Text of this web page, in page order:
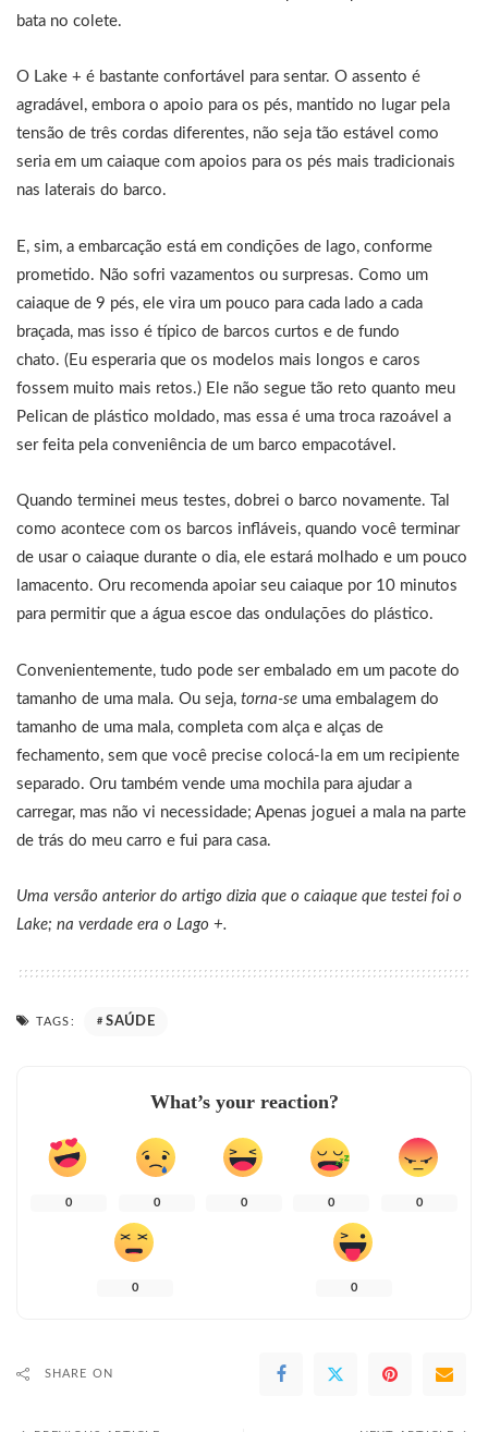
bata no colete.
O Lake + é bastante confortável para sentar. O assento é
agradável, embora o apoio para os pés, mantido no lugar pela
tensão de três cordas diferentes, não seja tão estável como
seria em um caiaque com apoios para os pés mais tradicionais
nas laterais do barco.
E, sim, a embarcação está em condições de lago, conforme
prometido. Não sofri vazamentos ou surpresas. Como um
caiaque de 9 pés, ele vira um pouco para cada lado a cada
braçada, mas isso é típico de barcos curtos e de fundo
chato. (Eu esperaria que os modelos mais longos e caros
fossem muito mais retos.) Ele não segue tão reto quanto meu
Pelican de plástico moldado, mas essa é uma troca razoável a
ser feita pela conveniência de um barco empacotável.
Quando terminei meus testes, dobrei o barco novamente. Tal
como acontece com os barcos infláveis, quando você terminar
de usar o caiaque durante o dia, ele estará molhado e um pouco
lamacento. Oru recomenda apoiar seu caiaque por 10 minutos
para permitir que a água escoe das ondulações do plástico.
Convenientemente, tudo pode ser embalado em um pacote do
tamanho de uma mala. Ou seja, torna-se uma embalagem do
tamanho de uma mala, completa com alça e alças de
fechamento, sem que você precise colocá-la em um recipiente
separado. Oru também vende uma mochila para ajudar a
carregar, mas não vi necessidade; Apenas joguei a mala na parte
de trás do meu carro e fui para casa.
Uma versão anterior do artigo dizia que o caiaque que testei foi o
Lake; na verdade era o Lago +.
TAGS: SAÚDE
What’s your reaction?
0 0 0 0 0
0 0
SHARE ON